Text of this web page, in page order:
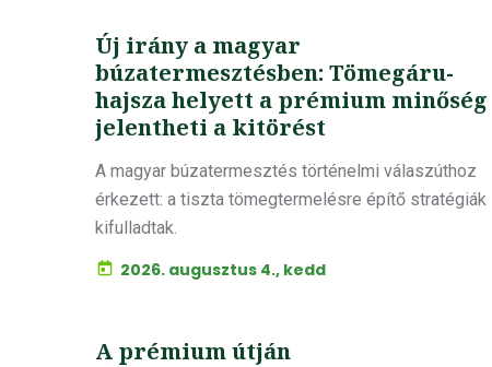
Új irány a magyar
búzatermesztésben: Tömegáru-
hajsza helyett a prémium minőség
jelentheti a kitörést
A magyar búzatermesztés történelmi válaszúthoz
érkezett: a tiszta tömegtermelésre építő stratégiák
kifulladtak.
2026. augusztus 4., kedd
A prémium útján